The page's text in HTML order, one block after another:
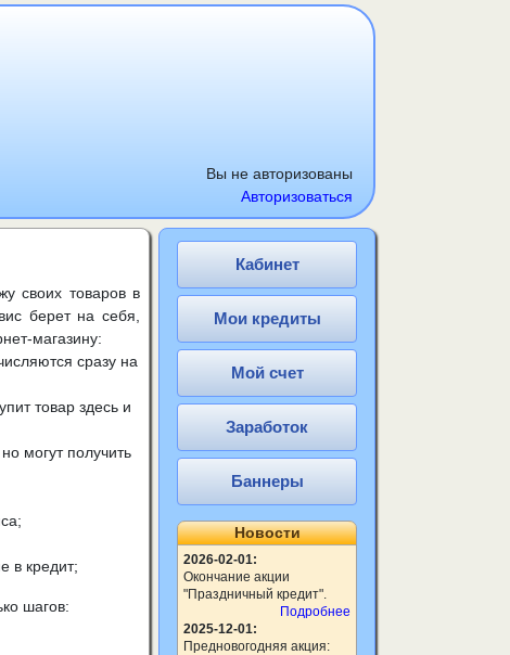
Вы не авторизованы
Авторизоваться
своих товаров в
берет на себя,
магазину:
сразу на
товар здесь и
могут получить
в кредит;
шагов:
Кабинет
Мои кредиты
Мой счет
Заработок
Баннеры
Новости
2026-02-01:
Окончание акции
"Праздничный кредит".
Подробнее
2025-12-01:
Предновогодняя акция: